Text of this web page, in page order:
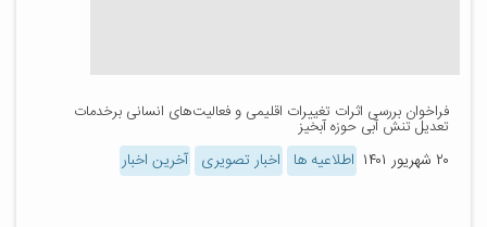
فراخوان بررسی اثرات تغییرات اقلیمی و فعالیت‌های انسانی برخدمات
تعدیل تنش آبی حوزه آبخیز
۲۰ شهریور ۱۴۰۱ اطلاعیه ها اخبار تصویری آخرین اخبار